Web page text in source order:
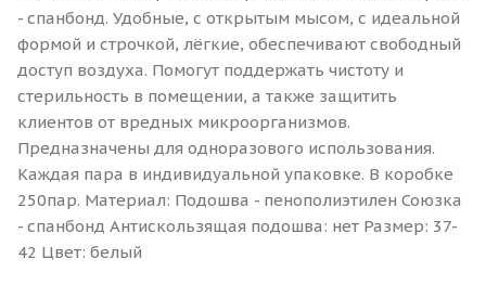
- спанбонд. Удобные, с открытым мысом, с идеальной
формой и строчкой, лёгкие, обеспечивают свободный
доступ воздуха. Помогут поддержать чистоту и
стерильность в помещении, а также защитить
клиентов от вредных микроорганизмов.
Предназначены для одноразового использования.
Каждая пара в индивидуальной упаковке. В коробке
250пар. Материал: Подошва - пенополиэтилен Союзка
- спанбонд Антискользящая подошва: нет Размер: 37-
42 Цвет: белый